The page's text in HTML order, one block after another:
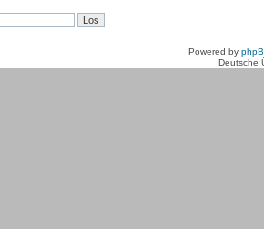
Powered by
Deutsche